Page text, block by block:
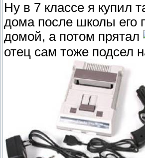
Ну в 7 классе я купил
дома после школы его
домой, а потом прятал
отец сам тоже подсел